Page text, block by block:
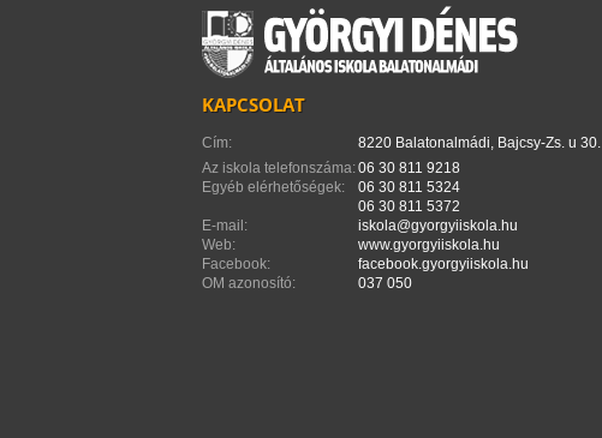
KAPCSOLAT
Cím:
8220 Balatonalmádi, Bajcsy-Zs. u 30.
Az iskola telefonszáma:06 30 811 9218
Egyéb elérhetőségek:
06 30 811 5324
06 30 811 5372
E-mail:
iskola@gyorgyiiskola.hu
Web:
www.gyorgyiiskola.hu
Facebook:
facebook.gyorgyiiskola.hu
OM azonosító:
037 050